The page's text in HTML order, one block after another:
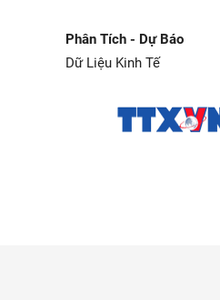
Phân Tích - Dự Báo
Dữ Liệu Kinh Tế